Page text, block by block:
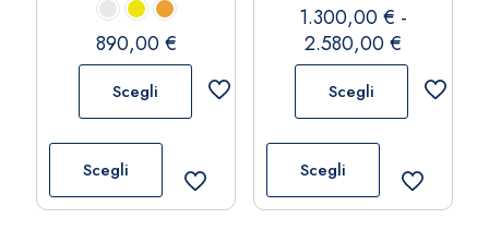
scelte
nella
pagina
prodotto
890,00€
Scegli
Scegli
più
1.300,00€ -
2.580,00€Fascia
di
prezzo:
da
a
2.580,00
Scegli
Scegli
più